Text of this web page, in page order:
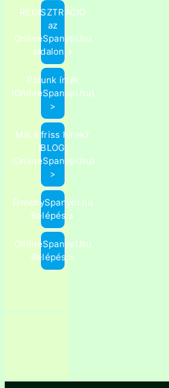
REGISZTRÁCIÓ
az
OnlineSpanyol.hu
oldalon >
Rólunk írták
(OnlineSpanyol.hu)
>
Mik a friss hírek?
(BLOG)
(OnlineSpanyol.hu)
>
ÉlménySpanyol.hu
Belépés >
OnlineSpanyol.hu
Belépés >